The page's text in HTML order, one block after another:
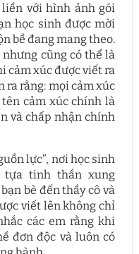
liền với hình ảnh gói
học sinh được mời
bề đang mang theo.
nhưng cũng có thể là
cảm xúc được viết ra
ra rằng: mọi cảm xúc
cảm xúc chính là
và chấp nhận chính
lực”, nơi học sinh
tựa tinh thần xung
bè đến thầy cô và
viết lên không chỉ
các em rằng khi
đơn độc và luôn có